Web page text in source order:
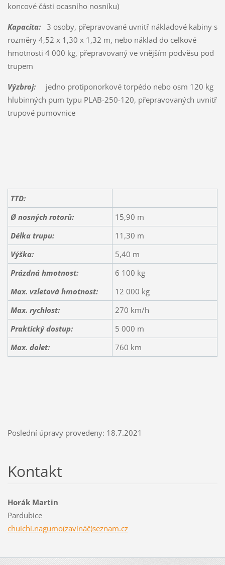
koncové části ocasního nosníku)
Kapacita:3 osoby, přepravované uvnitř nákladové kabiny s
rozměry 4,52 x 1,30 x 1,32 m, nebo náklad do celkové
hmotnosti 4 000 kg, přepravovaný ve vnějším podvěsu pod
trupem
Výzbroj:jedno protiponorkové torpédo nebo osm 120 kg
hlubinných pum typu PLAB-250-120, přepravovaných uvnitř
trupové pumovnice
TTD:
Ø nosných rotorů:
15,90 m
Délka trupu:
11,30 m
Výška:
5,40 m
Prázdná hmotnost:
6 100 kg
Max. vzletová hmotnost:
12 000 kg
Max. rychlost:
270 km/h
Praktický dostup:
5 000 m
Max. dolet:
760 km
Poslední úpravy provedeny: 18.7.2021
Kontakt
Horák Martin
Pardubice
chuichi.nagumo(zavináč)seznam.cz